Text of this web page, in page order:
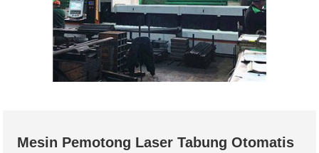
Mesin Pemotong Laser Tabung Otomatis